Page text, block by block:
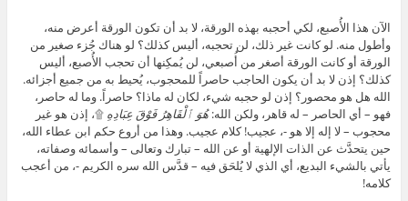
الآن هذا الأُصبع، لكي أحجبه بهذه الورقة، لا بد أن تكون الورقة أعرض منه،
وأطول منه. لو كانت غير ذلك، لن تحجبه، أليس كذلك؟ لو هناك جُزء صغير من
الورقة أو كانت الورقة أصغر من أُصبعي، لن يُمكِنها أن تحجب الأُصبع، أليس
كذلك؟ إذن لا بد أن يكون الحاجب حاصراً للمحجوب، يُحيط به من جميع أجزائه.
الله هل هو محصور؟ إذن لو حجبه شيء، لكان له ماذا؟ حاصراً. وما له حاصر،
فهو – أي الحاصر – له قاهر، ولكن الله:هُوَ ٱلْقَاهِرُ فَوْقَ عِبَادِهِ ۩، إذن هو غير
محجوب – لا إله إلا هو -، عجيب! كلام عجيب. وهذا من أروع حكم ابن عطاء الله،
حين يتحدَّث عن الذات الإلهية أو عن الله – تبارك وتعالى – وأسمائه وصفاته،
يأتي بالشيء البديع، أي الذي لا يُلحَق فيه – قدَّس الله سره الكريم -، من أعجب
كلامه!